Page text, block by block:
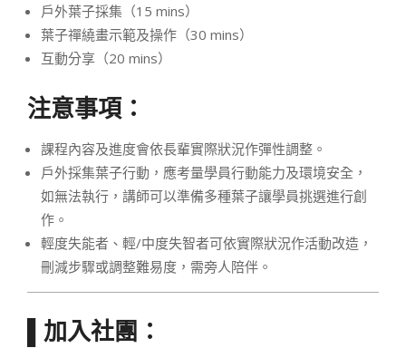
戶外葉子採集（15 mins）
葉子禪繞畫示範及操作（30 mins）
互動分享（20 mins）
注意事項：
課程內容及進度會依長輩實際狀況作彈性調整。
戶外採集葉子行動，應考量學員行動能力及環境安全，
如無法執行，講師可以準備多種葉子讓學員挑選進行創
作。
輕度失能者、輕/中度失智者可依實際狀況作活動改造，
刪減步驟或調整難易度，需旁人陪伴。
加入社團：